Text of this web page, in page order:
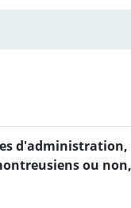
ou